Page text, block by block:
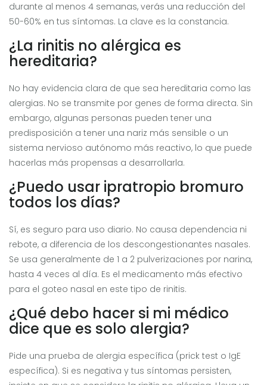
durante al menos 4 semanas, verás una reducción del
50-60% en tus síntomas. La clave es la constancia.
¿La rinitis no alérgica es
hereditaria?
No hay evidencia clara de que sea hereditaria como las
alergias. No se transmite por genes de forma directa. Sin
embargo, algunas personas pueden tener una
predisposición a tener una nariz más sensible o un
sistema nervioso autónomo más reactivo, lo que puede
hacerlas más propensas a desarrollarla.
¿Puedo usar ipratropio bromuro
todos los días?
Sí, es seguro para uso diario. No causa dependencia ni
rebote, a diferencia de los descongestionantes nasales.
Se usa generalmente de 1 a 2 pulverizaciones por narina,
hasta 4 veces al día. Es el medicamento más efectivo
para el goteo nasal en este tipo de rinitis.
¿Qué debo hacer si mi médico
dice que es solo alergia?
Pide una prueba de alergia específica (prick test o IgE
específica). Si es negativa y tus síntomas persisten,